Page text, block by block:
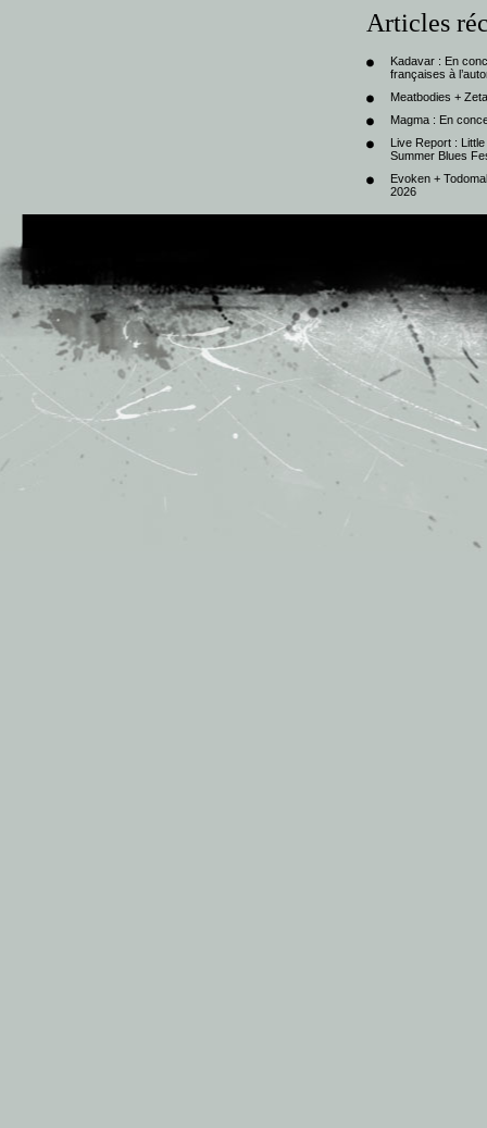
Articles
Kadavar : En
françaises à
Meatbodies +
Magma : En
Live Report :
Summer Blues
Evoken +
2026